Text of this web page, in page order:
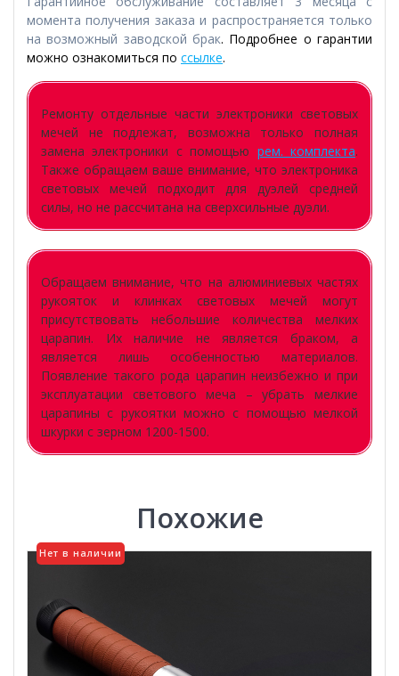
момента получения заказа и распространяется только
на возможный заводской брак. Подробнее о гарантии
можно ознакомиться по ссылке.
Ремонту отдельные части электроники световых
мечей не подлежат, возможна только полная
замена электроники с помощью рем. комплекта.
Также обращаем ваше внимание, что электроника
световых мечей подходит для дуэлей средней
силы, но не рассчитана на сверхсильные дуэли.
Обращаем внимание, что на алюминиевых частях
рукояток и клинках световых мечей могут
присутствовать небольшие количества мелких
царапин. Их наличие не является браком, а
является лишь особенностью материалов.
Появление такого рода царапин неизбежно и при
эксплуатации светового меча – убрать мелкие
царапины с рукоятки можно с помощью мелкой
шкурки с зерном 1200-1500.
Похожие
Нет в наличии